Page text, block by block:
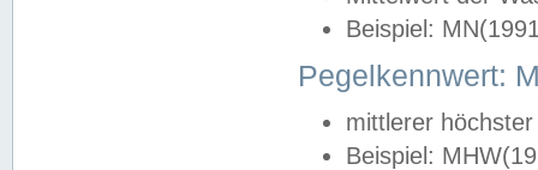
Beispiel:
Pegelkennwert:
mittlerer
Beispiel: